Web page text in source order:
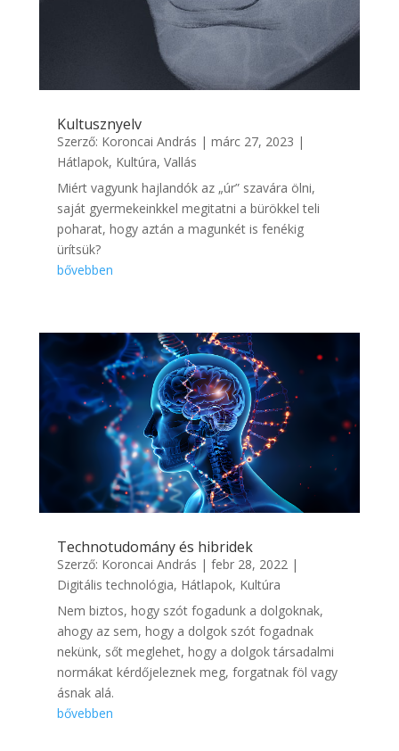
Kultusznyelv
Szerző: Koroncai András | márc 27, 2023 |
Hátlapok, Kultúra, Vallás
Miért vagyunk hajlandók az „úr” szavára ölni,
saját gyermekeinkkel megitatni a bürökkel teli
poharat, hogy aztán a magunkét is fenékig
ürítsük?
bővebben
Technotudomány és hibridek
Szerző: Koroncai András | febr 28, 2022|
Digitális technológia, Hátlapok, Kultúra
Nem biztos, hogy szót fogadunk a dolgoknak,
ahogy az sem, hogy a dolgok szót fogadnak
nekünk, sőt meglehet, hogy a dolgok társadalmi
normákat kérdőjeleznek meg, forgatnak föl vagy
ásnak alá.
bővebben